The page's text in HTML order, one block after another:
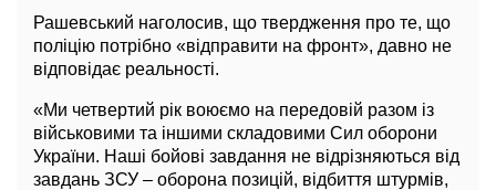
Рашевський наголосив, що твердження про те, що
поліцію потрібно «відправити на фронт», давно не
відповідає реальності.
«Ми четвертий рік воюємо на передовій разом із
військовими та іншими складовими Сил оборони
України. Наші бойові завдання не відрізняються від
завдань ЗСУ – оборона позицій, відбиття штурмів,